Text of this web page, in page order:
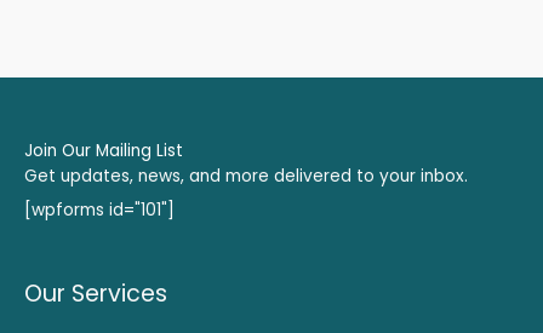
Join Our Mailing List
Get updates, news, and more delivered to your inbox.
[wpforms id="101"]
Our Services